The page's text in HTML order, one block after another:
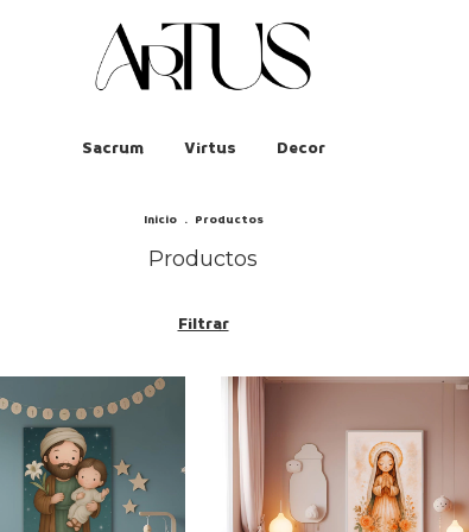
Sacrum Virtus Decor
Inicio . Productos
Productos
Filtrar